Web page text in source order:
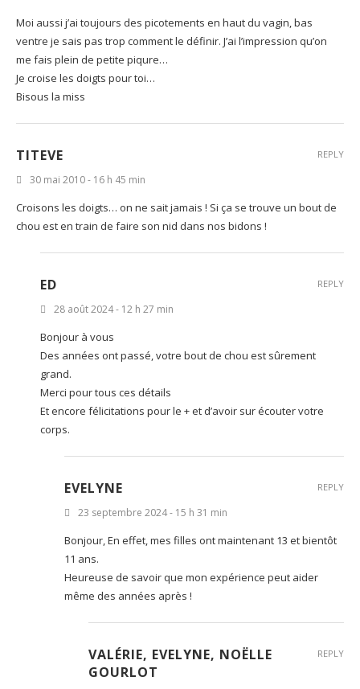
Moi aussi j’ai toujours des picotements en haut du vagin, bas
ventre je sais pas trop comment le définir. J’ai l’impression qu’on
me fais plein de petite piqure…
Je croise les doigts pour toi…
Bisous la miss
TITEVE
30 mai 2010 - 16 h 45 min
Croisons les doigts… on ne sait jamais ! Si ça se trouve un bout de
chou est en train de faire son nid dans nos bidons !
REPLY
ED
28 août 2024 - 12 h 27 min
Bonjour à vous
Des années ont passé, votre bout de chou est sûrement
grand.
Merci pour tous ces détails
Et encore félicitations pour le + et d’avoir sur écouter votre
corps.
REPLY
EVELYNE
23 septembre 2024 - 15 h 31 min
Bonjour, En effet, mes filles ont maintenant 13 et bientôt
11 ans.
Heureuse de savoir que mon expérience peut aider
même des années après !
REPLY
VALÉRIE, EVELYNE, NOËLLE
GOURLOT
REPLY